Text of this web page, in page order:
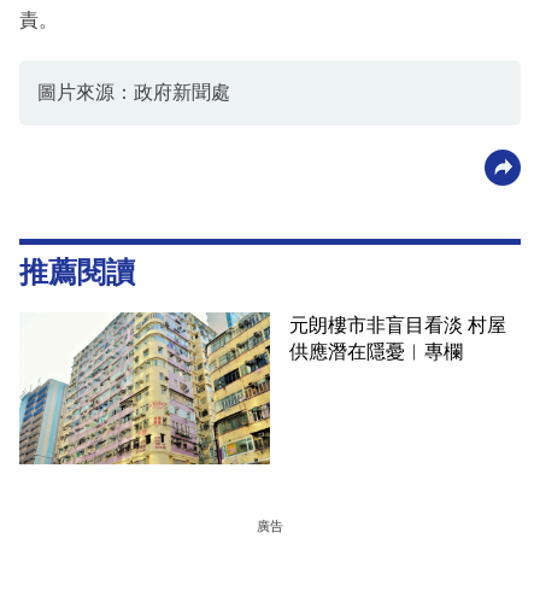
責。
圖片來源：政府新聞處
推薦閱讀
元朗樓市非盲目看淡 村屋
供應潛在隱憂︳專欄
廣告